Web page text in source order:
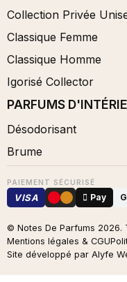
Collection Privée
Classique Femme
Classique Homme
Igorisé Collector
PARFUMS
Désodorisant
Brume
PAIEMENT SÉCURISÉ
VISA  Pay
© Notes De Parfums 2026.
Mentions légales & CGU
Site développé par Alyfe